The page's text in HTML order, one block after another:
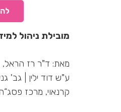
מובילת ניהול
מאת: ד"ר רז הראל,
ע"ש דוד ילין | גב'
קרנאוי, מרכז